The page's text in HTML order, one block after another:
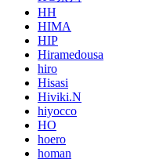
HH
HIMA
HIP
Hiramedousa
hiro
Hisasi
Hiviki.N
hiyocco
HO
hoero
homan